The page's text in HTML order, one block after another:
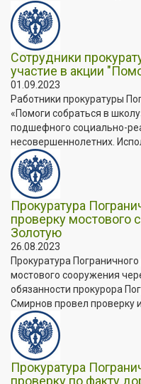
Сотрудники
участие в акции
01.09.2023
Работники прокуратуры
«Помоги собраться в
подшефного социально-
несовершеннолетних.
Прокуратура
проверку мостового
Золотую
26.08.2023
Прокуратура
мостового сооружения
обязанности прокурора
Смирнов провел проверку
Прокуратура
проверку по факту